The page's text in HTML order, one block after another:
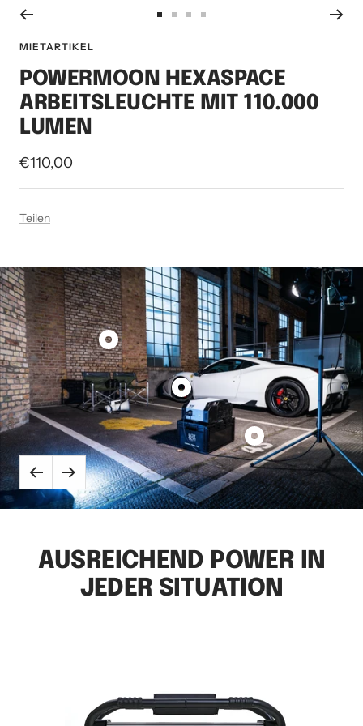
gehengehengehengehen
MIETARTIKEL
POWERMOON HEXASPACE
ARBEITSLEUCHTE MIT 110.000
LUMEN
Angebotspreis
€110,00
Teilen
Produkt
Regiestuhl
anzeigen
Produkt
Megafon
anzeigen
Produkt
Arbeitslicht
anzeigen
ZurückWeiter
AUSREICHEND POWER IN
JEDER SITUATION